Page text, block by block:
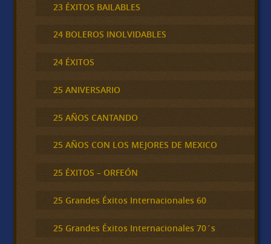
23 ÉXITOS BAILABLES
24 BOLEROS INOLVIDABLES
24 ÉXITOS
25 ANIVERSARIO
25 AÑOS CANTANDO
25 AÑOS CON LOS MEJORES DE MEXICO
25 ÉXITOS – ORFEÓN
25 Grandes Éxitos Internacionales 60
25 Grandes Éxitos Internacionales 70´s